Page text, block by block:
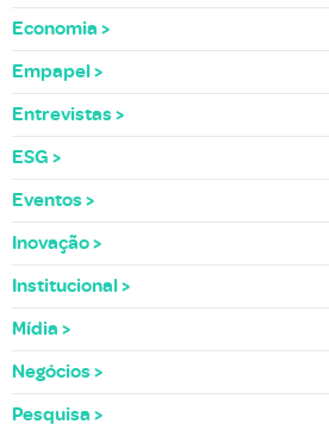
Economia
Empapel
Entrevistas
ESG
Eventos
Inovação
Institucional
Mídia
Negócios
Pesquisa